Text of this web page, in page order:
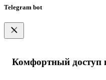
Telegram bot
Комфортный